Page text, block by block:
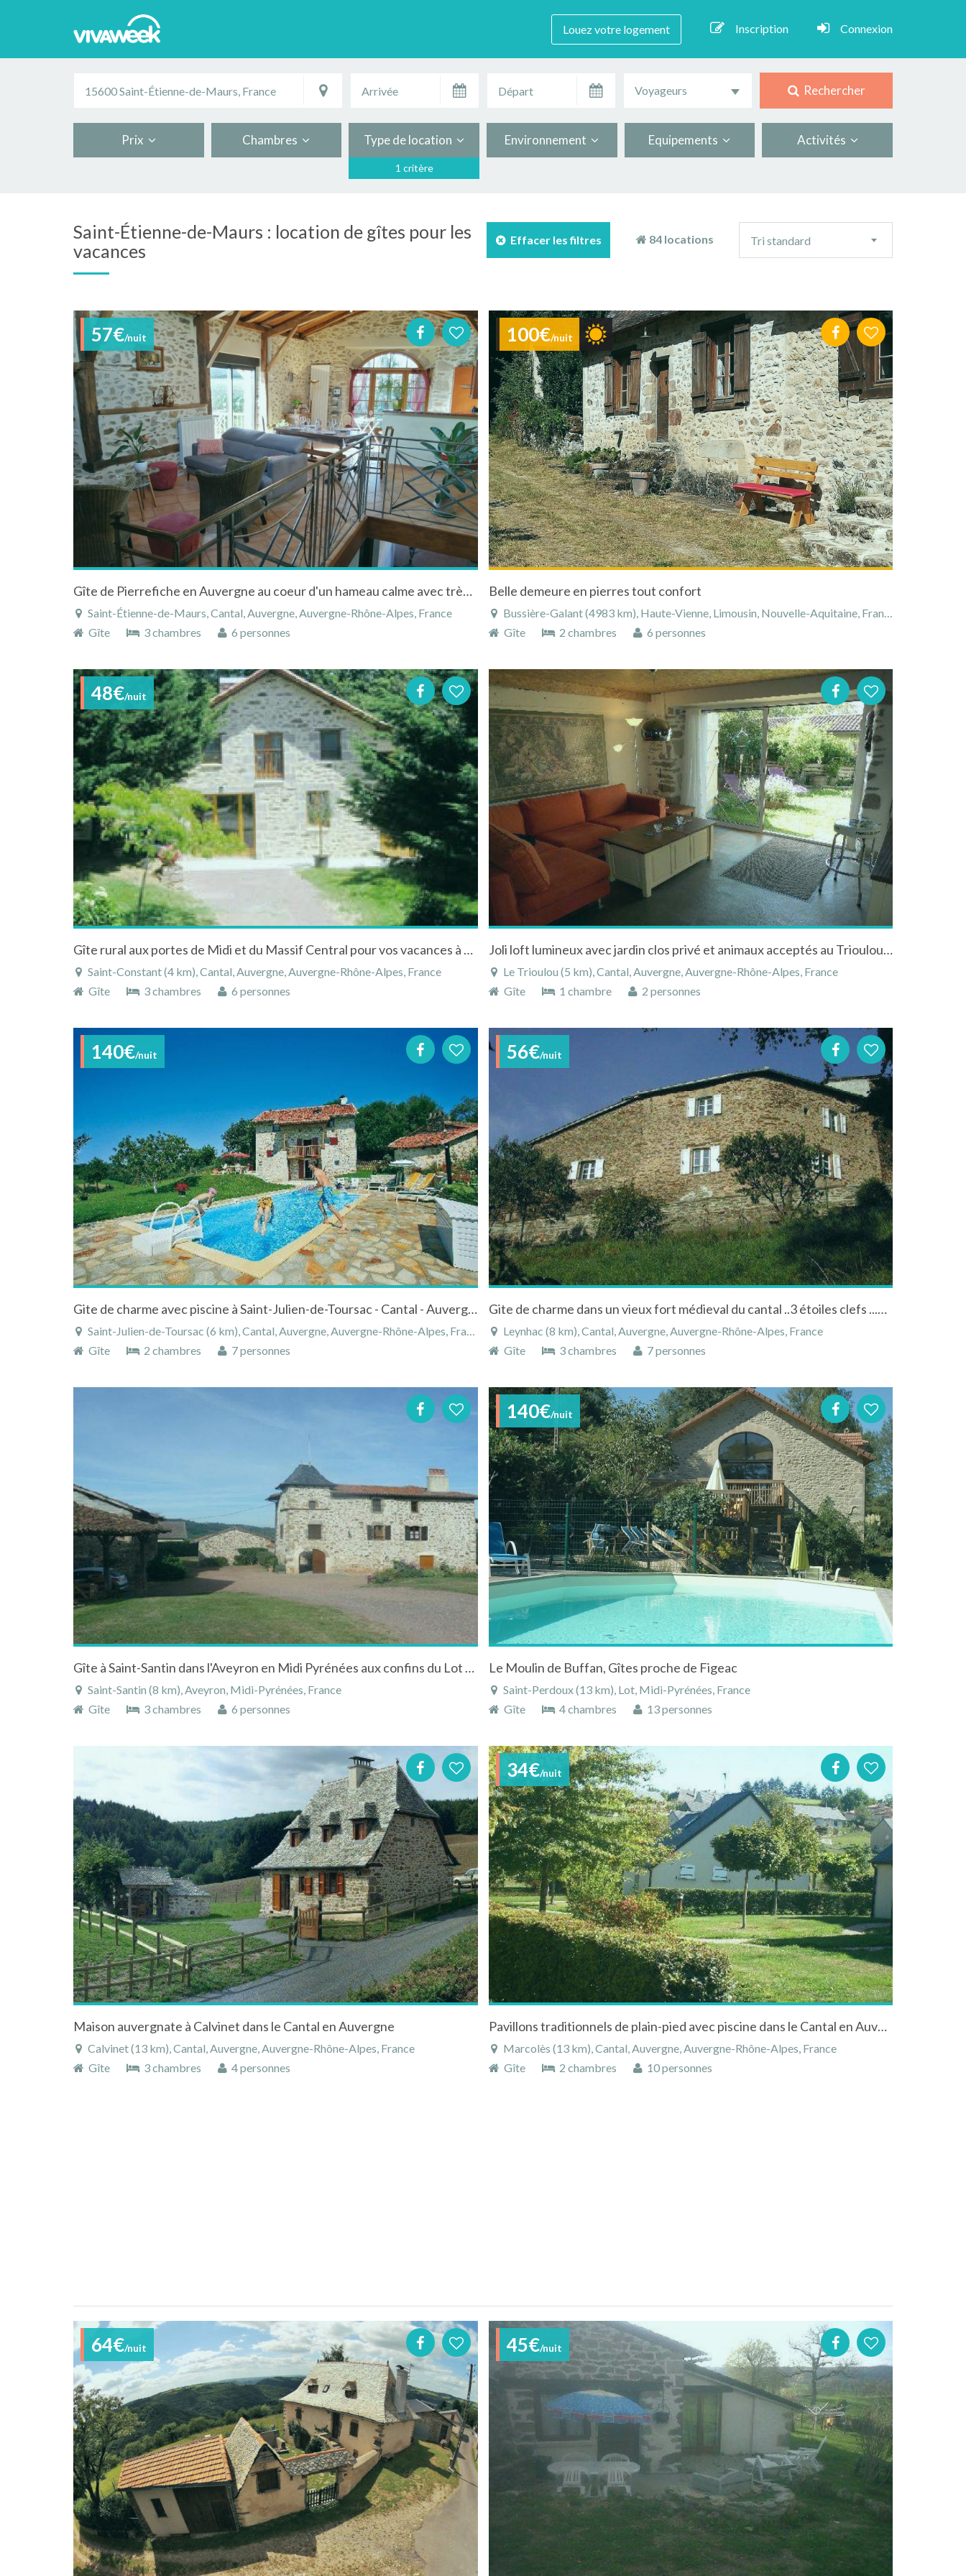
Louez votre logement Inscription Connexion
Voyageurs Rechercher
Prix Chambres Type de location
1 critère
Environnement Equipements Activités
Saint-Étienne-de-Maurs : location de gîtes pour les
vacances
Effacer les filtres 84 locations
tri
Tri standard
57€/nuit
Gîte de Pierrefiche en Auvergne au coeur d'un hameau calme avec très belle vue de la terrasse
Saint-Étienne-de-Maurs, Cantal, Auvergne, Auvergne-Rhône-Alpes, France
Gîte
3 chambres 6 personnes
100€/nuit
Belle demeure en pierres tout confort
Bussière-Galant (4983 km), Haute-Vienne, Limousin, Nouvelle-Aquitaine, France
Gîte
2 chambres 6 personnes
48€/nuit
Gîte rural aux portes de Midi et du Massif Central pour vos vacances à Saint-Constant dans le Cantal
Saint-Constant (4 km), Cantal, Auvergne, Auvergne-Rhône-Alpes, France
Gîte
3 chambres 6 personnes
Joli loft lumineux avec jardin clos privé et animaux acceptés au Trioulou dans le Cantal en Auvergne
Le Trioulou (5 km), Cantal, Auvergne, Auvergne-Rhône-Alpes, France
Gîte
1 chambre 2 personnes
140€/nuit
Gite de charme avec piscine à Saint-Julien-de-Toursac - Cantal - Auvergne
Saint-Julien-de-Toursac (6 km), Cantal, Auvergne, Auvergne-Rhône-Alpes, France
Gîte
2 chambres 7 personnes
56€/nuit
Gite de charme dans un vieux fort médieval du cantal ..3 étoiles clefs ...XIIIeme.
Leynhac (8 km), Cantal, Auvergne, Auvergne-Rhône-Alpes, France
Gîte
3 chambres 7 personnes
Gîte à Saint-Santin dans l'Aveyron en Midi Pyrénées aux confins du Lot et du Cantal
Saint-Santin (8 km), Aveyron, Midi-Pyrénées, France
Gîte
3 chambres 6 personnes
140€/nuit
Le Moulin de Buffan, Gîtes proche de Figeac
Saint-Perdoux (13 km), Lot, Midi-Pyrénées, France
Gîte
4 chambres 13 personnes
Maison auvergnate à Calvinet dans le Cantal en Auvergne
Calvinet (13 km), Cantal, Auvergne, Auvergne-Rhône-Alpes, France
Gîte
3 chambres 4 personnes
34€/nuit
Pavillons traditionnels de plain-pied avec piscine dans le Cantal en Auvergne
Marcolès (13 km), Cantal, Auvergne, Auvergne-Rhône-Alpes, France
Gîte
2 chambres 10 personnes
64€/nuit 45€/nuit